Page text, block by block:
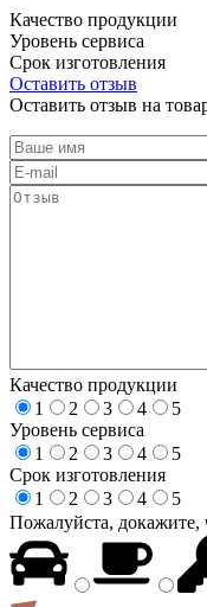
Качество продукции
Уровень сервиса
Срок изготовления
Оставить отзыв
Оставить отзыв на
Качество продукции
1
2 3 4
5
Уровень сервиса
1
2 3 4
5
Срок изготовления
1
2 3 4
5
Пожалуйста, докажите,